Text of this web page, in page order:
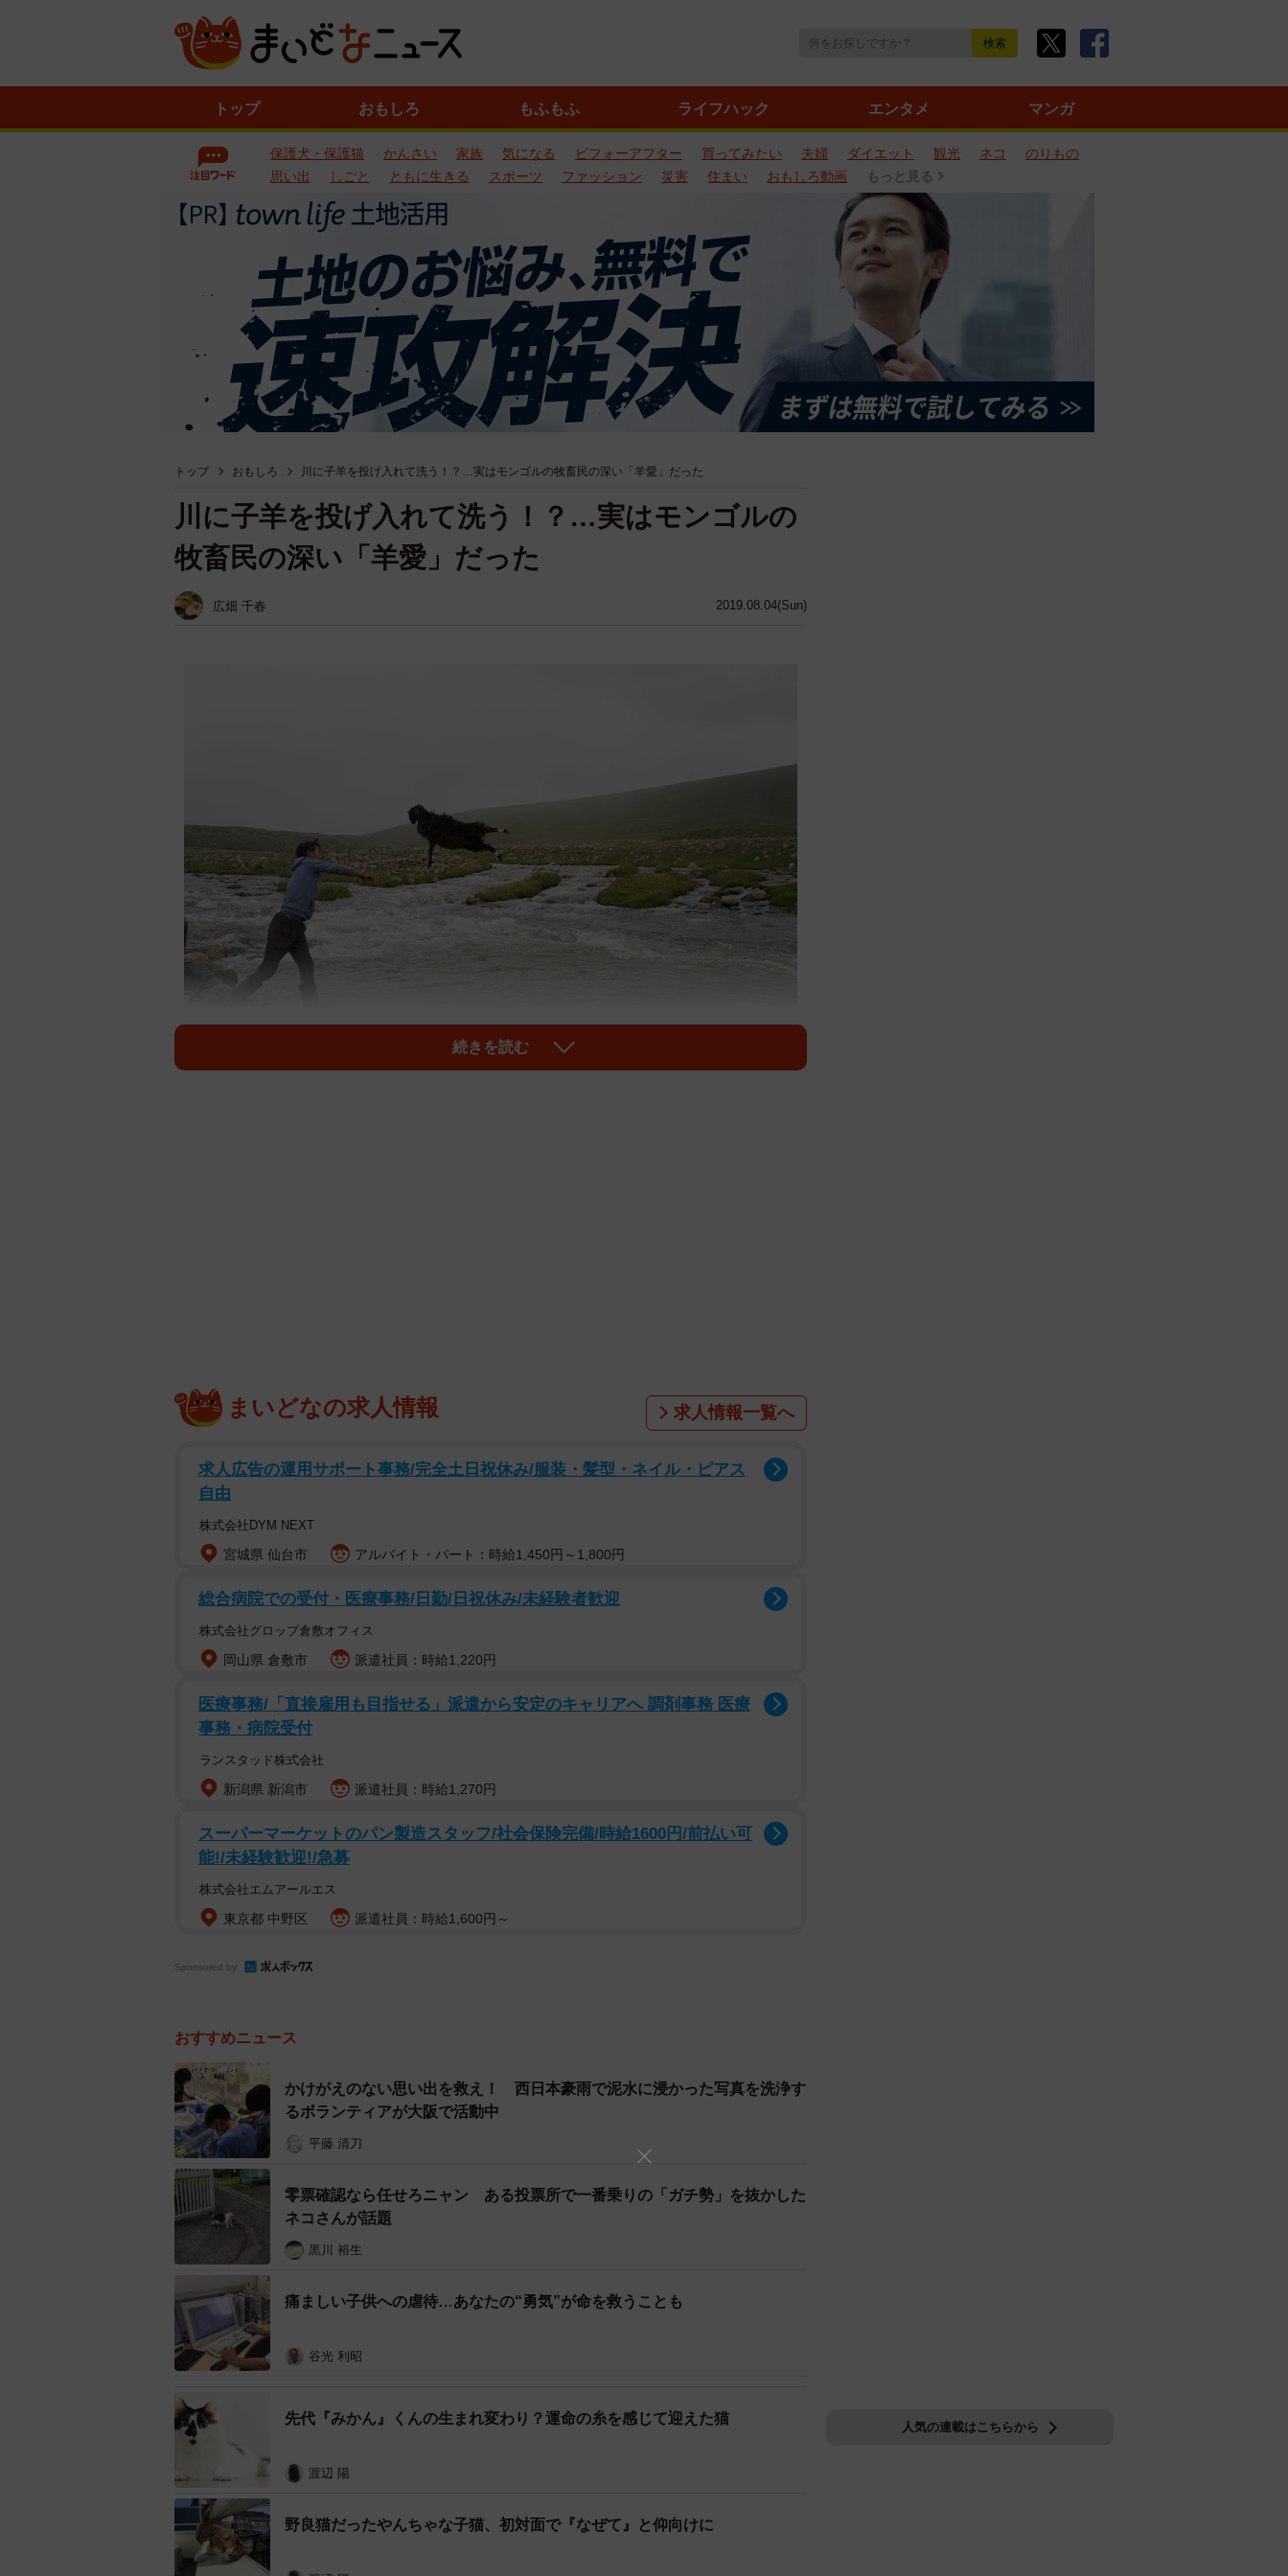
トップ おもしろ もふもふ ライフハック エンタメ マンガ
保護犬・保護猫 かんさい 家族 気になる ビフォーアフター 買ってみたい 夫婦 ダイエット 観光 ネコ
のりもの
思い出
しごと ともに生きる スポーツ ファッション 災害 住まい おもしろ動画 もっと見る
トップ おもしろ 川に子羊を投げ入れて洗う！？…実はモンゴルの牧畜民の深い「羊愛」だった
2019.08.04(Sun)
川に子羊を投げ入れて洗う！？…実はモンゴルの
牧畜民の深い「羊愛」だった
広畑 千春
「吹き出してしまった」など、８千件以上のリツイートや１万８千件以上の「いいね」を集
めています。
2/5
―実際はどういう状況だったのでしょう？
「モンゴルの最西端に位置するバヤン・ウルギー県に住むカザフ牧畜民家庭で撮影したも
に次々と投げ入れていました」
―なかなか衝撃的な光景ですが。
「ええ。最初に見たのは２０１４年に調査に行ったときで、驚きました。３年前、動物の
話題で何の気なしにこの洗い方を写真付きでツイッターで紹介したところ、『ひどい』『虐
待だ』と、お叱りや批判、誤解も受けました。でも、彼ら牧畜民は、家畜を虐待してるわけ
ではなく、きちんと状況を判断して、一連の行動をおこなっているんです」
続きを読む
まいどなの求人情報 求人情報一覧へ
求人広告の運用サポート事務/完全土日祝休み/服装・髪型・ネイル・ピアス
自由
株式会社DYM NEXT
宮城県 仙台市 アルバイト・パート：時給1,450円～1,800円
総合病院での受付・医療事務/日勤/日祝休み/未経験者歓迎
株式会社グロップ倉敷オフィス
岡山県 倉敷市 派遣社員：時給1,220円
医療事務/「直接雇用も目指せる」派遣から安定のキャリアへ 調剤事務 医療
事務・病院受付
ランスタッド株式会社
新潟県 新潟市 派遣社員：時給1,270円
スーパーマーケットのパン製造スタッフ/社会保険完備/時給1600円/前払い可
能!/未経験歓迎!/急募
株式会社エムアールエス
東京都 中野区 派遣社員：時給1,600円～
Sponsored by
おすすめニュース
かけがえのない思い出を救え！ 西日本豪雨で泥水に浸かった写真を洗浄す
るボランティアが大阪で活動中
平藤 清刀
零票確認なら任せろニャン ある投票所で一番乗りの「ガチ勢」を抜かした
ネコさんが話題
黒川 裕生
痛ましい子供への虐待…あなたの“勇気”が命を救うことも
谷光 利昭
先代『みかん』くんの生まれ変わり？運命の糸を感じて迎えた猫
渡辺 陽
野良猫だったやんちゃな子猫、初対面で『なぜて』と仰向けに
人気の連載はこちらから